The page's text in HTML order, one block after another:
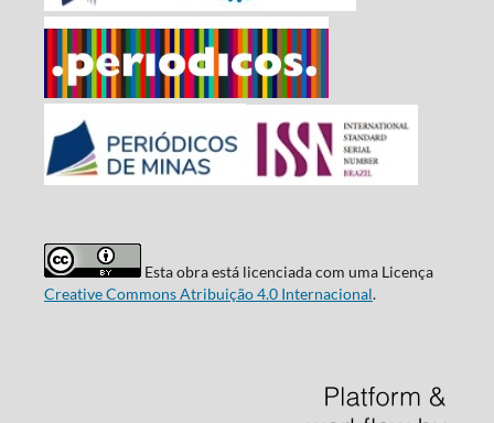
Esta obra está licenciada com uma Licença
Creative Commons Atribuição 4.0 Internacional.